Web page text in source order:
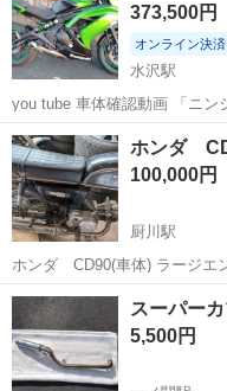
場のお仕事 ◇半導体製造設備...
373,500円
オンライン決済
水沢駅
you tube 車体確認動画 「ニンジャ650 確認動画 外観 エンジン 走行」
で検索してください オンライ
岩手 奥州市 水沢駅
ホンダ
100,000円
厨川駅
ホンダ CD90(車体) ラージエンジンの型 エンジン
ろん、走れます。 キャブは付
は セッティング無しでPE24(
かなり、...
岩手 滝沢市 厨川駅
スーパー
5,500円